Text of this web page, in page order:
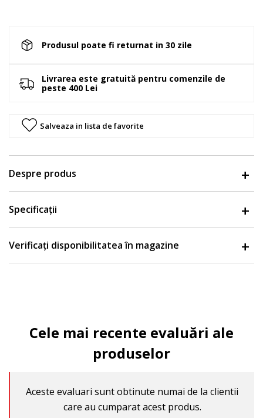
Produsul poate fi returnat in 30 zile
Livrarea este gratuită pentru comenzile de
peste 400 Lei
Salveaza in lista de favorite
Despre produs
Specificații
Verificați disponibilitatea în magazine
Cele mai recente evaluări ale
produselor
Aceste evaluari sunt obtinute numai de la clientii
care au cumparat acest produs.